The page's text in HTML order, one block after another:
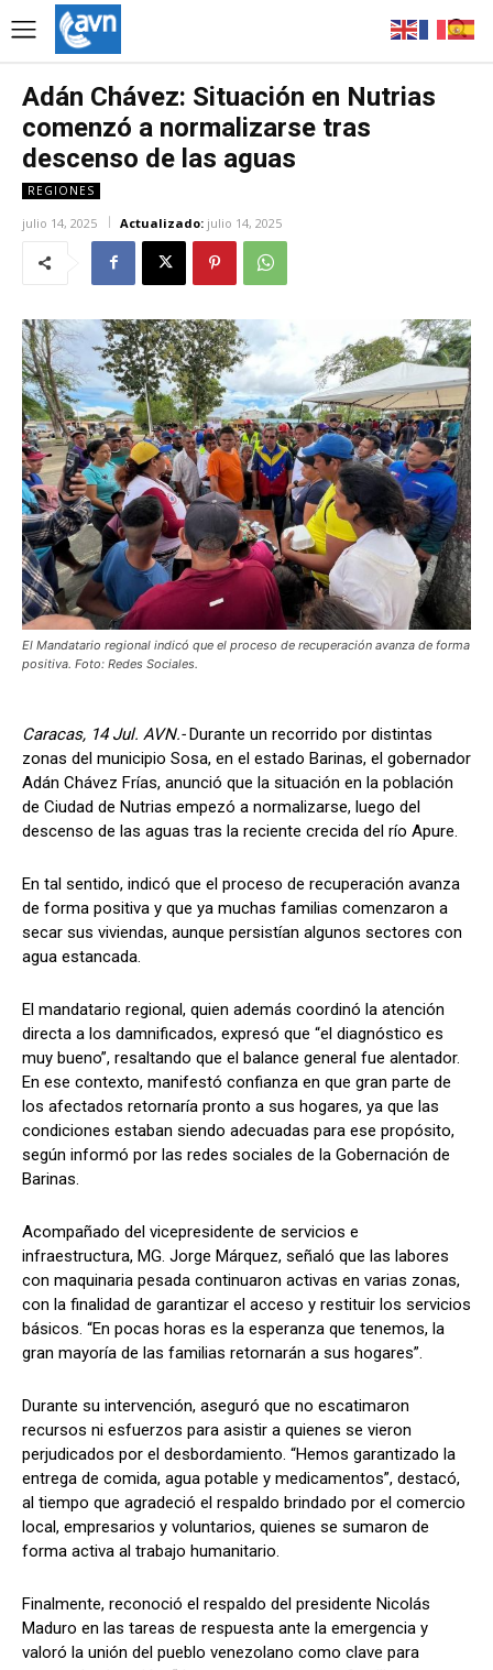
Adán Chávez: Situación en Nutrias
comenzó a normalizarse tras
descenso de las aguas
REGIONES
julio 14, 2025 Actualizado: julio 14, 2025
El Mandatario regional indicó que el proceso de recuperación avanza de forma
positiva. Foto: Redes Sociales.
Caracas, 14 Jul. AVN.-Durante un recorrido por distintas
zonas del municipio Sosa, en el estado Barinas, el gobernador
Adán Chávez Frías, anunció que la situación en la población
de Ciudad de Nutrias empezó a normalizarse, luego del
descenso de las aguas tras la reciente crecida del río Apure.
En tal sentido, indicó que el proceso de recuperación avanza
de forma positiva y que ya muchas familias comenzaron a
secar sus viviendas, aunque persistían algunos sectores con
agua estancada.
El mandatario regional, quien además coordinó la atención
directa a los damnificados, expresó que “el diagnóstico es
muy bueno”, resaltando que el balance general fue alentador.
En ese contexto, manifestó confianza en que gran parte de
los afectados retornaría pronto a sus hogares, ya que las
condiciones estaban siendo adecuadas para ese propósito,
según informó por las redes sociales de la Gobernación de
Barinas.
Acompañado del vicepresidente de servicios e
infraestructura, MG. Jorge Márquez, señaló que las labores
con maquinaria pesada continuaron activas en varias zonas,
con la finalidad de garantizar el acceso y restituir los servicios
básicos. “En pocas horas es la esperanza que tenemos, la
gran mayoría de las familias retornarán a sus hogares”.
Durante su intervención, aseguró que no escatimaron
recursos ni esfuerzos para asistir a quienes se vieron
perjudicados por el desbordamiento. “Hemos garantizado la
entrega de comida, agua potable y medicamentos”, destacó,
al tiempo que agradeció el respaldo brindado por el comercio
local, empresarios y voluntarios, quienes se sumaron de
forma activa al trabajo humanitario.
Finalmente, reconoció el respaldo del presidente Nicolás
Maduro en las tareas de respuesta ante la emergencia y
valoró la unión del pueblo venezolano como clave para